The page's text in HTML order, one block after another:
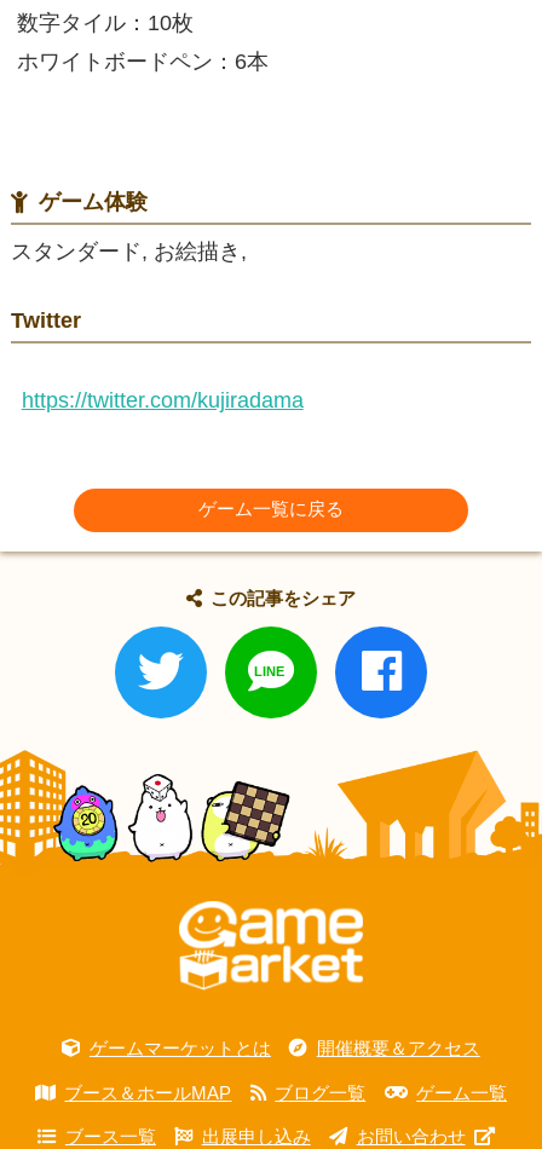
数字タイル：10枚
ホワイトボードペン：6本
ゲーム体験
スタンダード, お絵描き,
Twitter
https://twitter.com/kujiradama
ゲーム一覧に戻る
この記事をシェア
ゲームマーケットとは 開催概要＆アクセス
ブース＆ホールMAP ブログ一覧 ゲーム一覧
ブース一覧 出展申し込み お問い合わせ